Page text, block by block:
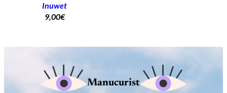
Inuwet
9,00€
Manucurist